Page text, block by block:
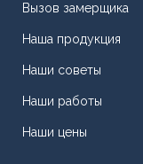
Вызов замерщика
Наша продукция
Наши советы
Наши работы
Наши цены